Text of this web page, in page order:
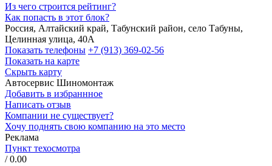
Из чего строится рейтинг?
Как попасть в этот блок?
Россия, Алтайский край, Табунский район, село Табуны,
Целинная улица, 40А
Показать телефоны +7 (913) 369-02-56
Показать на карте
Скрыть карту
Автосервис Шиномонтаж
Добавить в избраннное
Написать отзыв
Компании не существует?
Хочу поднять свою компанию на это место
Реклама
Пункт техосмотра
/ 0.00